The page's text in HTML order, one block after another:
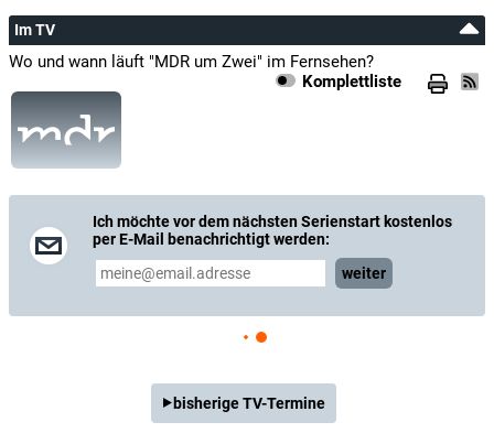
Im TV
Wo und wann läuft "MDR um Zwei" im Fernsehen?
Komplettliste
Ich möchte vor dem nächsten Serienstart kostenlos
per E-Mail benachrichtigt werden:
weiter
bisherige TV-Termine